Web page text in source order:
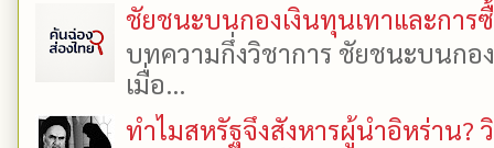
ชัยชนะบนกองเงินทุนเทาและการ
บทความกึ่งวิชาการ ชัยชนะบนกอ
เมื่อ...
ทำไมสหรัฐจึงสังหารผู้นำอิหร่าน?